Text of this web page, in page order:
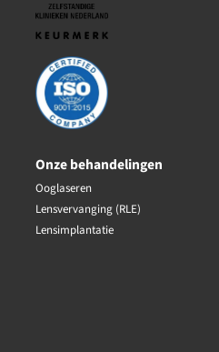
Onze behandelingen
Ooglaseren
Lensvervanging (RLE)
Lensimplantatie